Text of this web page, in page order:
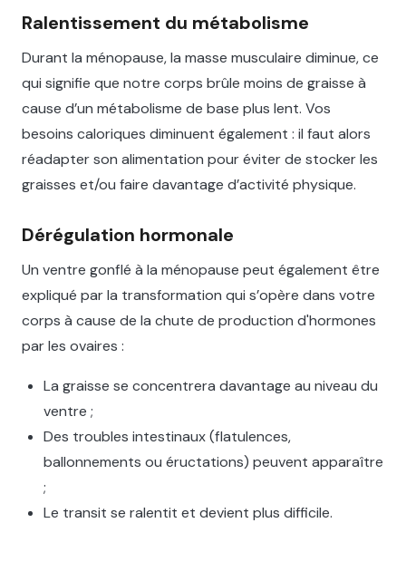
Ralentissement du métabolisme
Durant la ménopause, la masse musculaire diminue, ce
qui signifie que notre corps brûle moins de graisse à
cause d’un métabolisme de base plus lent. Vos
besoins caloriques diminuent également : il faut alors
réadapter son alimentation pour éviter de stocker les
graisses et/ou faire davantage d’activité physique.
Dérégulation hormonale
Un ventre gonflé à la ménopause peut également être
expliqué par la transformation qui s’opère dans votre
corps à cause de la chute de production d'hormones
par les ovaires :
La graisse se concentrera davantage au niveau du
ventre ;
Des troubles intestinaux (flatulences,
ballonnements ou éructations) peuvent apparaître
;
Le transit se ralentit et devient plus difficile.